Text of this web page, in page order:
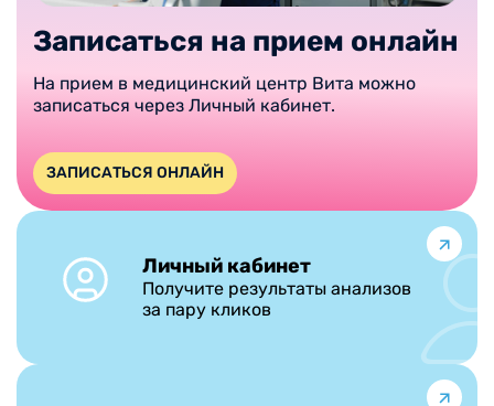
Записаться на прием онлайн
На прием в медицинский центр Вита можно
записаться через Личный кабинет.
ЗАПИСАТЬСЯ ОНЛАЙН
Личный кабинет
Получите результаты анализов
за пару кликов